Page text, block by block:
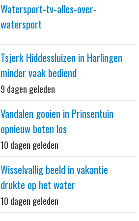
Watersport-tv-alles-over-
watersport
Tsjerk Hiddessluizen in Harlingen
minder vaak bediend
9 dagen geleden
Vandalen gooien in Prinsentuin
opnieuw boten los
10 dagen geleden
Wisselvallig beeld in vakantie
drukte op het water
10 dagen geleden